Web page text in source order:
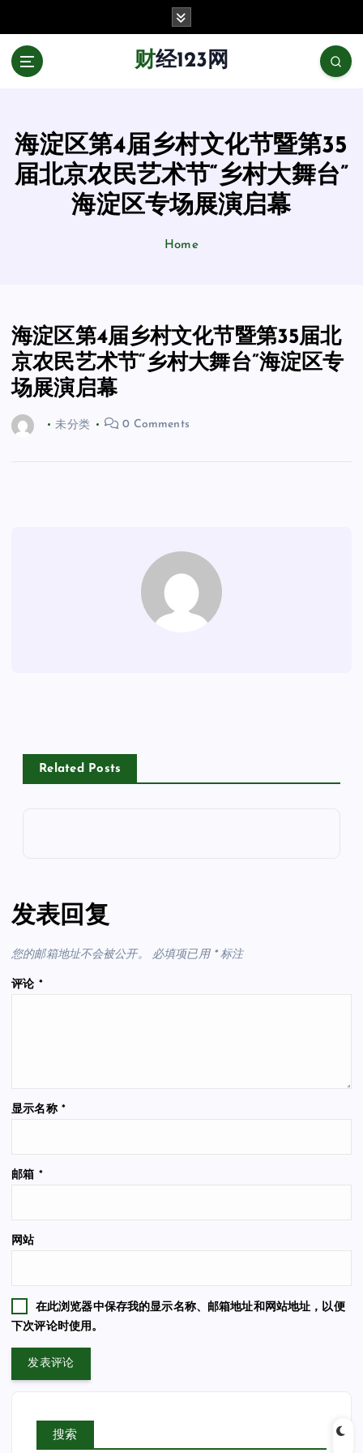
财经123网
海淀区第4届乡村文化节暨第35
届北京农民艺术节“乡村大舞台”
海淀区专场展演启幕
Home
海淀区第4届乡村文化节暨第35届北
京农民艺术节“乡村大舞台”海淀区专
场展演启幕
未分类 0 Comments
Related Posts
发表回复
您的邮箱地址不会被公开。 必填项已用 *标注
评论 *
显示名称 *
邮箱 *
网站
在此浏览器中保存我的显示名称、邮箱地址和网站地址，以便
下次评论时使用。
搜索